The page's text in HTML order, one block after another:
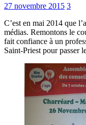
27 novembre 2015 3
C’est en mai 2014 que
médias. Remontons le
fait confiance à un
Saint-Priest pour passer